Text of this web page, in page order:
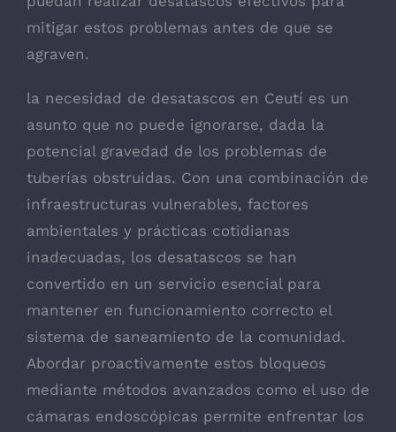
mitigar estos problemas antes de que se
agraven.
la necesidad de desatascos en Ceutí es un
asunto que no puede ignorarse, dada la
potencial gravedad de los problemas de
tuberías obstruidas. Con una combinación de
infraestructuras vulnerables, factores
ambientales y prácticas cotidianas
inadecuadas, los desatascos se han
convertido en un servicio esencial para
mantener en funcionamiento correcto el
sistema de saneamiento de la comunidad.
Abordar proactivamente estos bloqueos
mediante métodos avanzados como el uso de
cámaras endoscópicas permite enfrentar los